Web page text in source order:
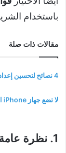
باستخدام
مقالات ذات صلة
4 نصائح لتحسين إعداد الشاشات المتعددة لديك
لا تضع جهاز iPhone الخاص بك في الأرز، كما تقول Apple
1. نظرة عامة على المشروع